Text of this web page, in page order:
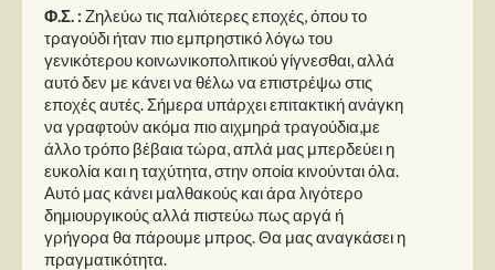
Φ.Σ. : Ζηλεύω τις παλιότερες εποχές, όπου το
τραγούδι ήταν πιο εμπρηστικό λόγω του
γενικότερου κοινωνικοπολιτικού γίγνεσθαι, αλλά
αυτό δεν με κάνει να θέλω να επιστρέψω στις
εποχές αυτές. Σήμερα υπάρχει επιτακτική ανάγκη
να γραφτούν ακόμα πιο αιχμηρά τραγούδια,με
άλλο τρόπο βέβαια τώρα, απλά μας μπερδεύει η
ευκολία και η ταχύτητα, στην οποία κινούνται όλα.
Αυτό μας κάνει μαλθακούς και άρα λιγότερο
δημιουργικούς αλλά πιστεύω πως αργά ή
γρήγορα θα πάρουμε μπρος. Θα μας αναγκάσει η
πραγματικότητα.